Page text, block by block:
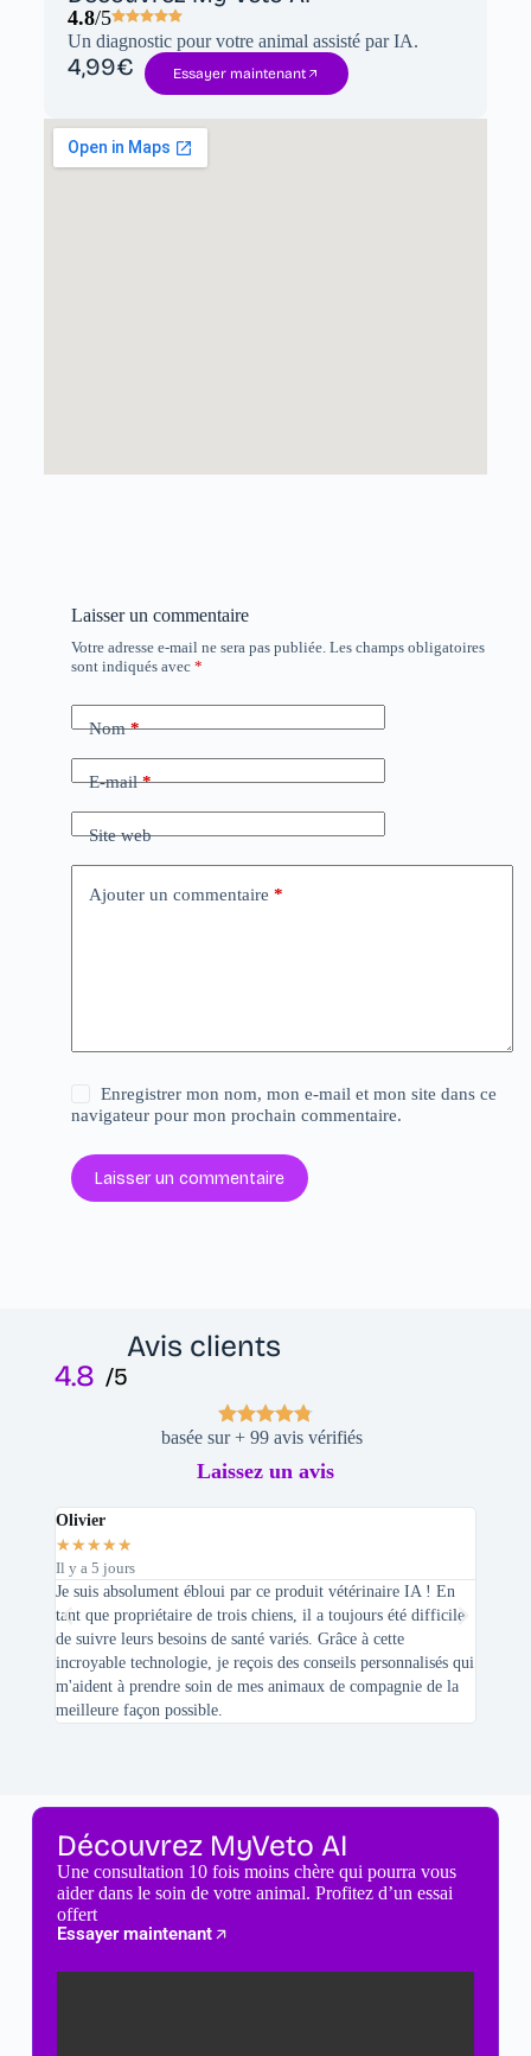
4.8/5
Un diagnostic pour votre animal assisté par IA.
4,99€ Essayer maintenant
Laisser un commentaire
Votre adresse e-mail ne sera pas publiée. Les champs obligatoires
sont indiqués avec *
Nom*
E-mail*
Site web
Ajouter un commentaire *
Enregistrer mon nom, mon e-mail et mon site dans ce
navigateur pour mon prochain commentaire.
Laisser un commentaire
Avis clients
4.8 /5
basée sur + 99 avis vérifiés
Laissez un avis
Olivier
★★★★★
Il y a 5 jours
Je suis absolument ébloui par ce produit vétérinaire IA ! En
tant que propriétaire de trois chiens, il a toujours été difficile
de suivre leurs besoins de santé variés. Grâce à cette
incroyable technologie, je reçois des conseils personnalisés qui
m'aident à prendre soin de mes animaux de compagnie de la
meilleure façon possible.
Découvrez MyVeto AI
Une consultation 10 fois moins chère qui pourra vous
aider dans le soin de votre animal. Profitez d’un essai
offert
Essayer maintenant